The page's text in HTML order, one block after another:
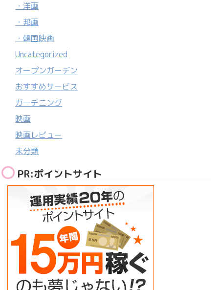
・洋画
・邦画
・韓国映画
Uncategorized
オープンガーデン
おすすめサービス
ガーデニング
映画
映画レビュー
未分類
PR:ポイントサイト